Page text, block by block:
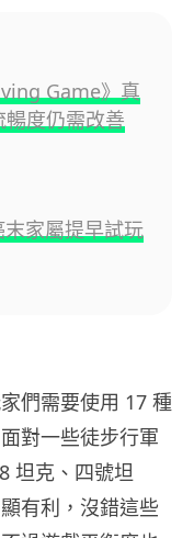
Game》真
度仍需改善
家屬提早試玩
們需要使用 17 種
對一些徒步行軍
坦克、四號坦
有利，沒錯這些